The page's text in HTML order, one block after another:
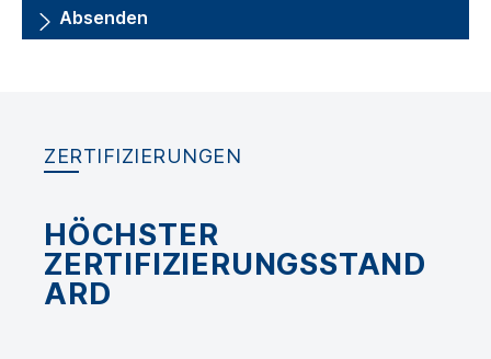
Absenden
ZERTIFIZIERUNGEN
HÖCHSTER
ZERTIFIZIERUNGSSTAND
ARD